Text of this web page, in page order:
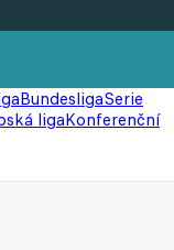
BundesligaSerie
ligaKonferenční